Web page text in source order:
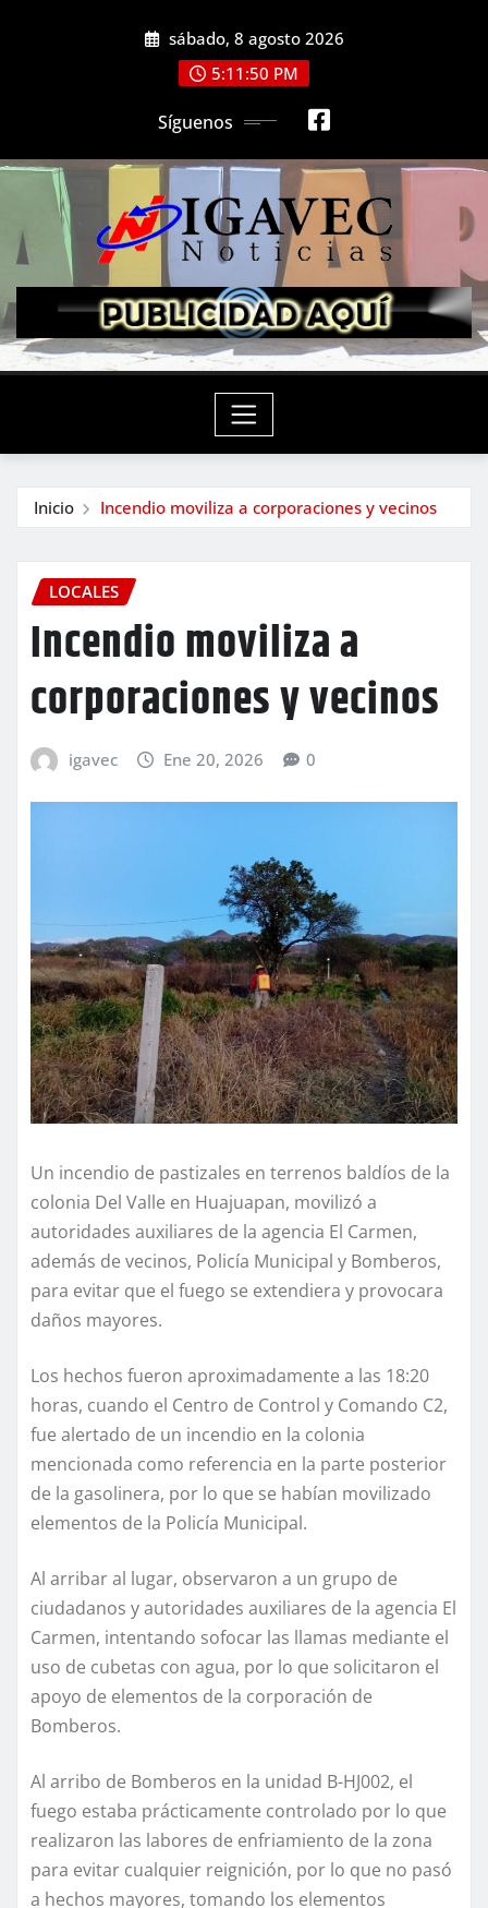
sábado, 8 agosto 2026
5:11:52 PM
Síguenos
Inicio Incendio moviliza a corporaciones y vecinos
LOCALES
Incendio moviliza a
corporaciones y vecinos
igavec Ene 20, 2026 0
Un incendio de pastizales en terrenos baldíos de la
colonia Del Valle en Huajuapan, movilizó a
autoridades auxiliares de la agencia El Carmen,
además de vecinos, Policía Municipal y Bomberos,
para evitar que el fuego se extendiera y provocara
daños mayores.
Los hechos fueron aproximadamente a las 18:20
horas, cuando el Centro de Control y Comando C2,
fue alertado de un incendio en la colonia
mencionada como referencia en la parte posterior
de la gasolinera, por lo que se habían movilizado
elementos de la Policía Municipal.
Al arribar al lugar, observaron a un grupo de
ciudadanos y autoridades auxiliares de la agencia El
Carmen, intentando sofocar las llamas mediante el
uso de cubetas con agua, por lo que solicitaron el
apoyo de elementos de la corporación de
Bomberos.
Al arribo de Bomberos en la unidad B-HJ002, el
fuego estaba prácticamente controlado por lo que
realizaron las labores de enfriamiento de la zona
para evitar cualquier reignición, por lo que no pasó
a hechos mayores, tomando los elementos